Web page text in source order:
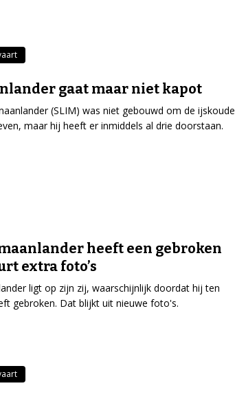
gaat maar niet kapot
(SLIM) was niet gebouwd om de ijskoude
maar hij heeft er inmiddels al drie doorstaan.
heeft een gebroken
extra foto’s
ligt op zijn zij, waarschijnlijk doordat hij ten
gebroken. Dat blijkt uit nieuwe foto's.